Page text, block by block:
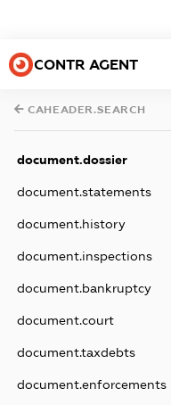
CONTR AGENT
CAHEADER.SEARCH
document.dossier
document.statements
document.history
document.inspections
document.bankruptcy
document.court
document.taxdebts
document.enforcements